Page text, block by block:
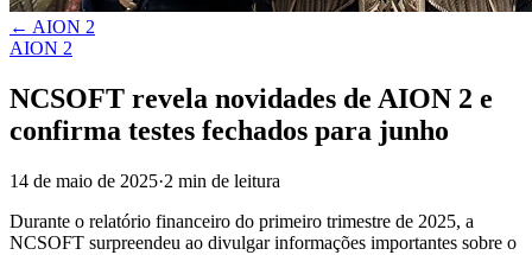
← AION 2
AION 2
NCSOFT revela novidades de AION 2 e
confirma testes fechados para junho
14 de maio de 2025·2 min de leitura
Durante o relatório financeiro do primeiro trimestre de 2025, a
NCSOFT surpreendeu ao divulgar informações importantes sobre o